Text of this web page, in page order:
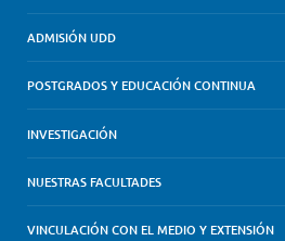
ADMISIÓN UDD
POSTGRADOS Y EDUCACIÓN CONTINUA
INVESTIGACIÓN
NUESTRAS FACULTADES
VINCULACIÓN CON EL MEDIO Y EXTENSIÓN